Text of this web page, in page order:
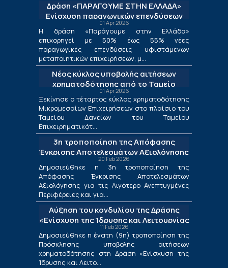
Δράση «ΠΑΡΑΓΟΥΜΕ ΣΤΗΝ ΕΛΛΑΔΑ»
Ενίσχυση παραγωγικών επενδύσεων
μεταποίησης
01 Apr 2026
Η δράση «Παράγουμε στην Ελλάδα»
επιχορηγεί με 50% έως 55% νέες
παραγωγικές επενδύσεις υφιστάμενων
μεταποιητικών επιχειρήσεων, μ...
Νέος κύκλος υποβολής αιτήσεων
χρηματοδότησης από το Ταμείο
Δανείων του ΤΕΠΙΧ ΙΙΙ
01 Apr 2026
Ξεκίνησε ο τέταρτος κύκλος χρηματοδότησης
Μικρομεσαίων Επιχειρήσεων στο πλαίσιο του
Ταμείου Δανείων του Ταμείου
Επιχειρηματικότ...
3η τροποποίηση της Απόφασης
Έγκρισης Αποτελεσμάτων Αξιολόγησης
για τις Λιγότερο Ανεπτυγμένες
Περιφέρειες και για τις Περιφέρειες
Μετάβασης στο πλαίσιο της Δράσης
«Ενίσχυση της Ίδρυσης και Λειτουργίας
Νέων Μικρομεσαίων Τουριστικών
Επιχειρήσεων»
20 Feb 2026
Δημοσιεύθηκε η 3η τροποποίηση της
Απόφασης Έγκρισης Αποτελεσμάτων
Αξιολόγησης για τις Λιγότερο Ανεπτυγμένες
Περιφέρειες και για...
Αύξηση του κονδυλίου της Δράσης
«Ενίσχυση της Ίδρυσης και Λειτουργίας
Νέων Μικρομεσαίων Τουριστικών
Επιχειρήσεων»
11 Feb 2026
Δημοσιεύθηκε η ένατη (9η) τροποποίηση της
Πρόσκλησης υποβολής αιτήσεων
χρηματοδότησης στη Δράση «Ενίσχυση της
Ίδρυσης και Λειτο...